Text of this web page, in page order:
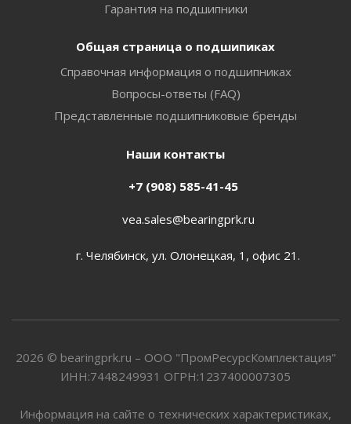
Гарантия на подшипники
Общая страница о подшипиках
Справочная информация о подшипниках
Вопросы-ответы (FAQ)
Представленные подшипниковые бренды
Наши контакты
+7 (908) 585-41-45
vea.sales@bearingprk.ru
г. Челябинск, ул. Олонецкая, 1, офис 21.
2026 © bearingprk.ru – ООО "ПромРесурсКомплектация"
ИНН:7448249931 ОГРН:1237400007305
Информация на сайте о технических характеристиках,